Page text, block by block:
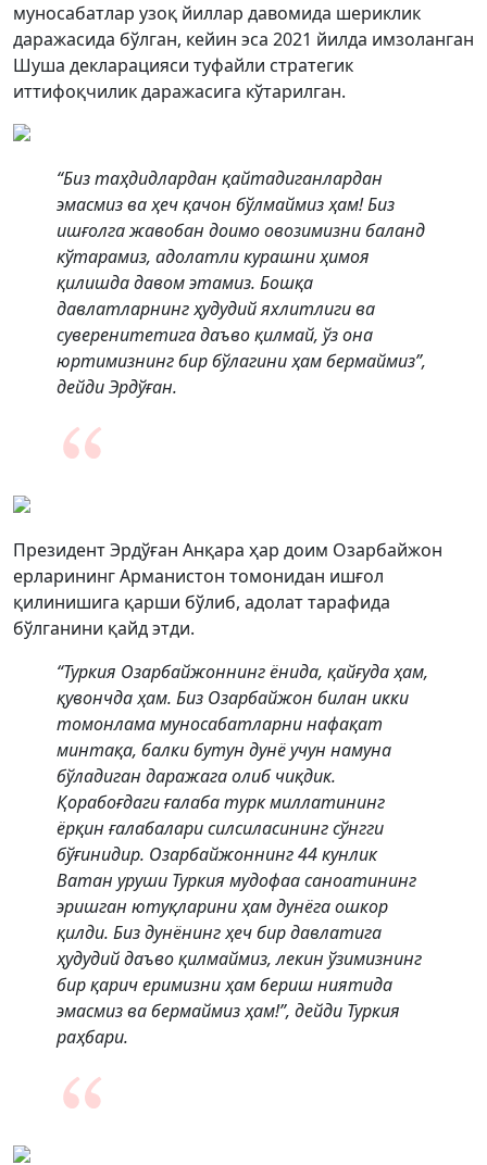
муносабатлар узоқ йиллар давомида шериклик
даражасида бўлган, кейин эса 2021 йилда имзоланган
Шуша декларацияси туфайли стратегик
иттифоқчилик даражасига кўтарилган.
“Биз таҳдидлардан қайтадиганлардан
эмасмиз ва ҳеч қачон бўлмаймиз ҳам! Биз
ишғолга жавобан доимо овозимизни баланд
кўтарамиз, адолатли курашни ҳимоя
қилишда давом этамиз. Бошқа
давлатларнинг ҳудудий яхлитлиги ва
суверенитетига даъво қилмай, ўз она
юртимизнинг бир бўлагини ҳам бермаймиз”,
дейди Эрдўған.
Президент Эрдўған Анқара ҳар доим Озарбайжон
ерларининг Арманистон томонидан ишғол
қилинишига қарши бўлиб, адолат тарафида
бўлганини қайд этди.
“Туркия Озарбайжоннинг ёнида, қайғуда ҳам,
қувончда ҳам. Биз Озарбайжон билан икки
томонлама муносабатларни нафақат
минтақа, балки бутун дунё учун намуна
бўладиган даражага олиб чиқдик.
Қорабоғдаги ғалаба турк миллатининг
ёрқин ғалабалари силсиласининг сўнгги
бўғинидир. Озарбайжоннинг 44 кунлик
Ватан уруши Туркия мудофаа саноатининг
эришган ютуқларини ҳам дунёга ошкор
қилди. Биз дунёнинг ҳеч бир давлатига
ҳудудий даъво қилмаймиз, лекин ўзимизнинг
бир қарич еримизни ҳам бериш ниятида
эмасмиз ва бермаймиз ҳам!”, дейди Туркия
раҳбари.